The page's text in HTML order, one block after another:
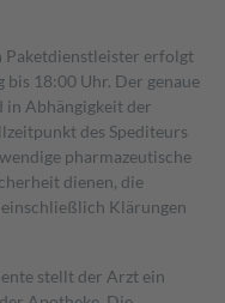
Paketdienstleister erfolgt
bis 18:00 Uhr. Der genaue
in Abhängigkeit der
des Spediteurs
pharmazeutische
dienen, die
Klärungen
stellt der Arzt ein